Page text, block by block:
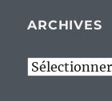
ARCHIVES
Archives